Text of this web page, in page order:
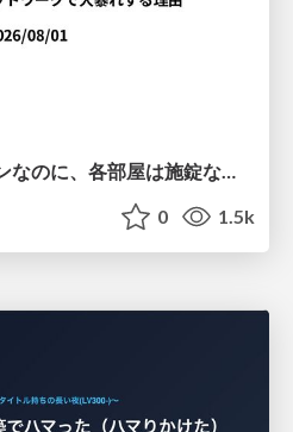
オートロックマンションなのに、各部屋は施錠なし！？ 攻撃者が組織内ネットワークで大暴れする理由 / The Front Door Is Locked, but the Rooms Are Wide Open: Why Attackers Move Freely Inside Enterprise Networks
0 1.5k